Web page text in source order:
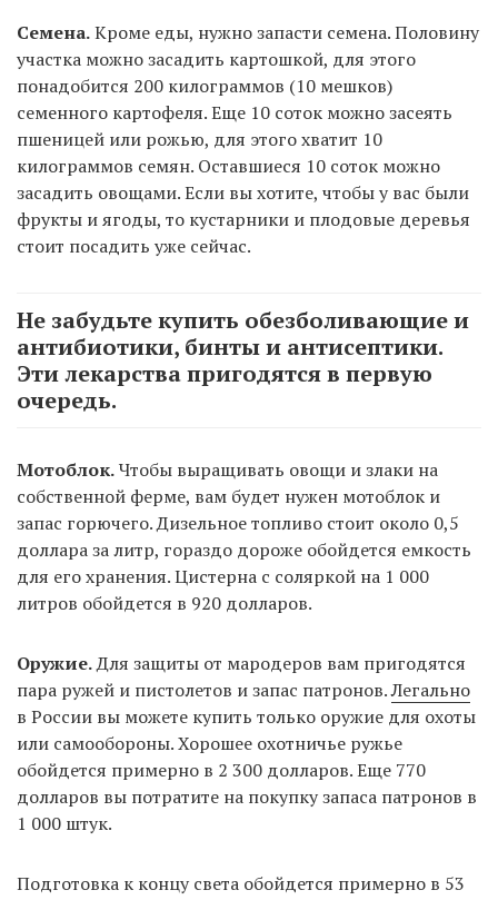
Семена.Кроме еды, нужно запасти семена. Половину
участка можно засадить картошкой, для этого
понадобится 200 килограммов (10 мешков)
семенного картофеля. Еще 10 соток можно засеять
пшеницей или рожью, для этого хватит 10
килограммов семян. Оставшиеся 10 соток можно
засадить овощами. Если вы хотите, чтобы у вас были
фрукты и ягоды, то кустарники и плодовые деревья
стоит посадить уже сейчас.
Не забудьте купить обезболивающие и
антибиотики, бинты и антисептики.
Эти лекарства пригодятся в первую
очередь.
Мотоблок.Чтобы выращивать овощи и злаки на
собственной ферме, вам будет нужен мотоблок и
запас горючего. Дизельное топливо стоит около 0,5
доллара за литр, гораздо дороже обойдется емкость
для его хранения. Цистерна с соляркой на 1 000
литров обойдется в 920 долларов.
Оружие.Для защиты от мародеров вам пригодятся
пара ружей и пистолетов и запас патронов.Легально
в России вы можете купить только оружие для охоты
или самообороны. Хорошее охотничье ружье
обойдется примерно в 2 300 долларов. Еще 770
долларов вы потратите на покупку запаса патронов в
1 000 штук.
Подготовка к концу света обойдется примерно в 53